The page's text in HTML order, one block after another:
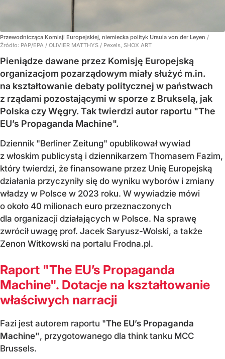
Przewodnicząca Komisji Europejskiej, niemiecka polityk Ursula von der Leyen /
Źródło: PAP/EPA / OLIVIER MATTHYS / Pexels, SHOX ART
Pieniądze dawane przez Komisję Europejską
organizacjom pozarządowym miały służyć m.in.
na kształtowanie debaty politycznej w państwach
z rządami pozostającymi w sporze z Brukselą, jak
Polska czy Węgry. Tak twierdzi autor raportu "The
EU’s Propaganda Machine".
Dziennik "Berliner Zeitung" opublikował wywiad
z włoskim publicystą i dziennikarzem Thomasem Fazim,
który twierdzi, że finansowane przez Unię Europejską
działania przyczyniły się do wyniku wyborów i zmiany
władzy w Polsce w 2023 roku. W wywiadzie mówi
o około 40 milionach euro przeznaczonych
dla organizacji działających w Polsce. Na sprawę
zwrócił uwagę prof. Jacek Saryusz-Wolski, a także
Zenon Witkowski na portalu Frodna.pl.
Raport "The EU’s Propaganda
Machine". Dotacje na kształtowanie
właściwych narracji
Fazi jest autorem raportu "The EU’s Propaganda
Machine", przygotowanego dla think tanku MCC
Brussels.